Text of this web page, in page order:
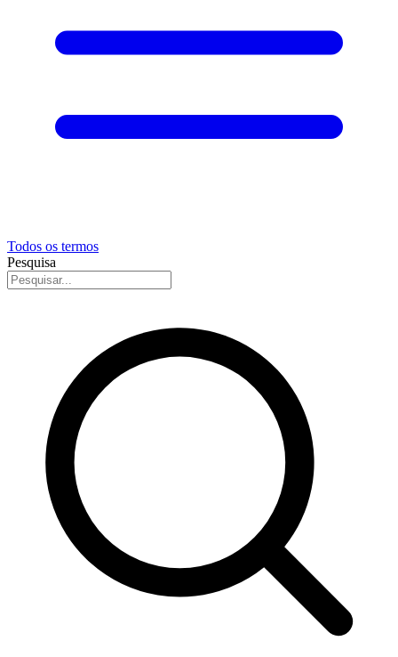
Todos os termos
Pesquisa